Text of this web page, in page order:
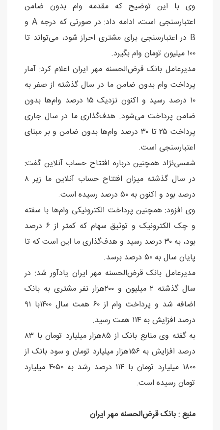
وی با این توضیح که مقدمه وام بدون ضامن
اعتبارسنجی است، ادامه داد: در صورتی که درجه A و
B در اعتبارسنجی برای مشتری احراز شود، می‌تواند تا
۱۰۰ میلیون تومان وام بگیرد.
مدیرعامل بانک قرض‌الحسنه مهر ایران اعلام کرد: آمار
پرداخت وام بدون ضامن ما در سال گذشته از صفر به
۱۰ درصد رسید و اکنون نزدیک ۱۵ درصد وام‌ها بدون
ضامن پرداخت می‌شود. هدف‌گذاری ما در سال جاری
پرداخت ۲۵ تا ۳۰ درصد وام‌ها بدون ضامن و بر مبنای
اعتبارسنجی است.
شمسی‌نژاد همچنین درباره افتتاح حساب آنلاین گفت:
در سال گذشته میزان افتتاح حساب آنلاین ما زیر ۸
درصد بود و اکنون به ۵۰ درصد رسیده است.
وی افزود: همچنین پرداخت الکترونیکی وام‌ها با سفته
و چک الکترونیک و توثیق سهام که کمتر از ۶ درصد
بود، به ۳۰ درصد رسید و هدف‌گذاری ما این است که تا
پایان سال به ۵۰ درصد برسد.
مدیرعامل بانک قرض‌الحسنه مهر ایران یادآور شد: در
سال گذشته ۲ میلیون و ۲۰۰هزار نفر مشتری به بانک
اضافه شد و پرداخت وام از ۶۰ همت سال ۱۴۰۰با ۹۱
درصد افزایش به ۱۱۴ همت رسید.
به گفته وی منابع بانک از ۸۵هزار میلیارد تومان با ۸۳
درصد افزایش به ۱۵۶هزار میلیارد تومان و سود بانک از
۱۸۰۰ میلیارد تومان با ۱۱۴ درصد رشد به ۴۰۵۰ میلیارد
تومان رسیده است.
منبع : بانک قرض‌الحسنه مهر ایران